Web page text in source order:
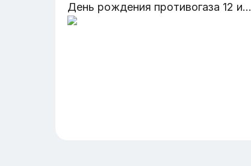
День рождения противогаза 12 июля 1849 год